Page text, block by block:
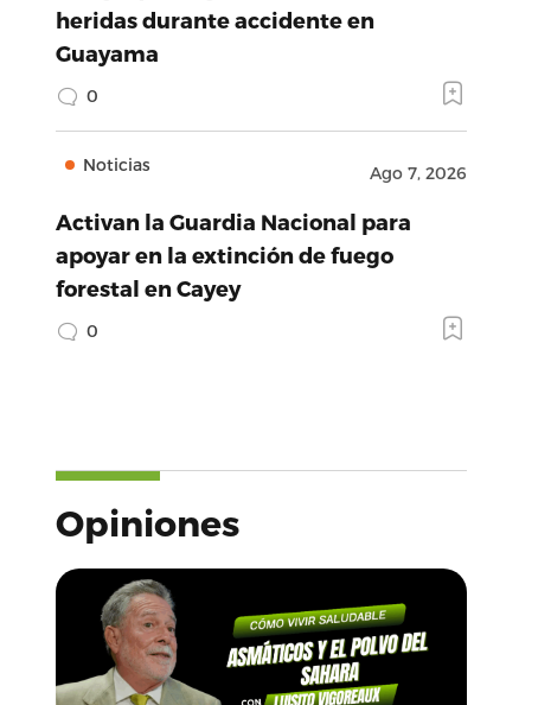
heridas durante accidente en
Guayama
0
Noticias Ago 7, 2026
Activan la Guardia Nacional para
apoyar en la extinción de fuego
forestal en Cayey
0
Opiniones